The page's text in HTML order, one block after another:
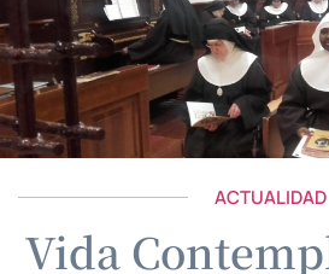
ACTUALIDAD
Vida